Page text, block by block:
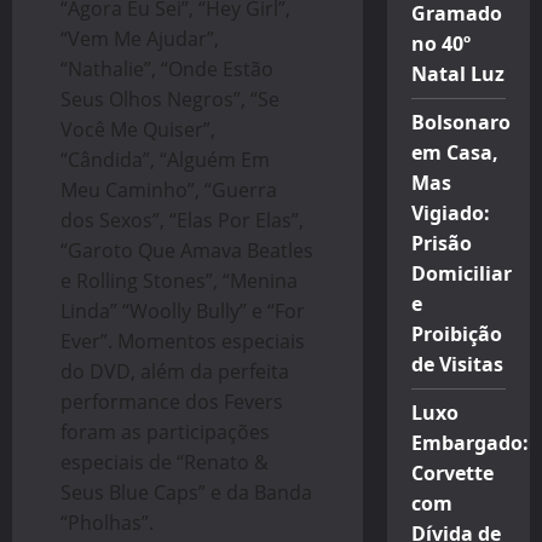
“Agora Eu Sei”, “Hey Girl”,
“Vem Me Ajudar”,
“Nathalie”, “Onde Estão
Seus Olhos Negros”, “Se
Você Me Quiser”,
“Cândida”, “Alguém Em
Meu Caminho”, “Guerra
dos Sexos”, “Elas Por Elas”,
“Garoto Que Amava Beatles
e Rolling Stones”, “Menina
Linda” “Woolly Bully” e “For
Ever”. Momentos especiais
do DVD, além da perfeita
performance dos Fevers
foram as participações
especiais de “Renato &
Seus Blue Caps” e da Banda
“Pholhas”.
Gramado
no 40º
Natal Luz
Bolsonaro
em Casa,
Mas
Vigiado:
Prisão
Domiciliar
e
Proibição
de Visitas
Luxo
Embargado:
Corvette
com
Dívida de